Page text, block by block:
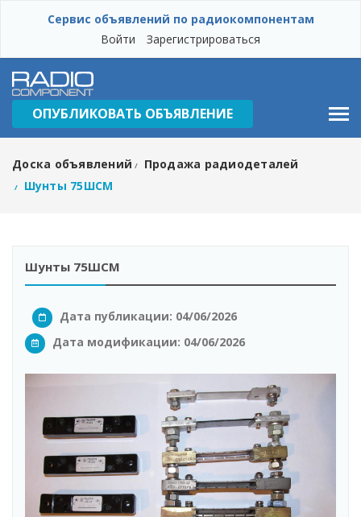
Сервис объявлений по радиокомпонентам
Войти
Зарегистрироваться
ОПУБЛИКОВАТЬ ОБЪЯВЛЕНИЕ
Доска объявлений / Продажа радиодеталей
/ Шунты 75ШСМ
Шунты 75ШСМ
Дата публикации: 04/06/2026
Дата модификации: 04/06/2026